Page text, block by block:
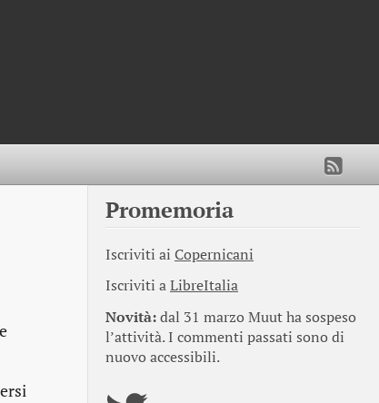
Promemoria
Iscriviti ai Copernicani
Iscriviti aLibreItalia
Novità:dal 31 marzo Muut ha sospeso
l’attività. I commenti passati sono di
nuovo accessibili.